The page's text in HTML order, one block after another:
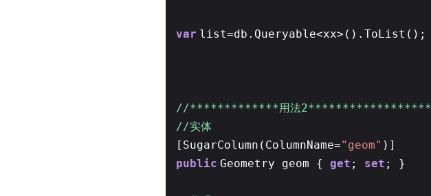
var list=db.Queryable<xx>().ToList();
//*************用法2******************
//实体
[SugarColumn(ColumnName="geom" )]
public Geometry geom { get ; set ; }